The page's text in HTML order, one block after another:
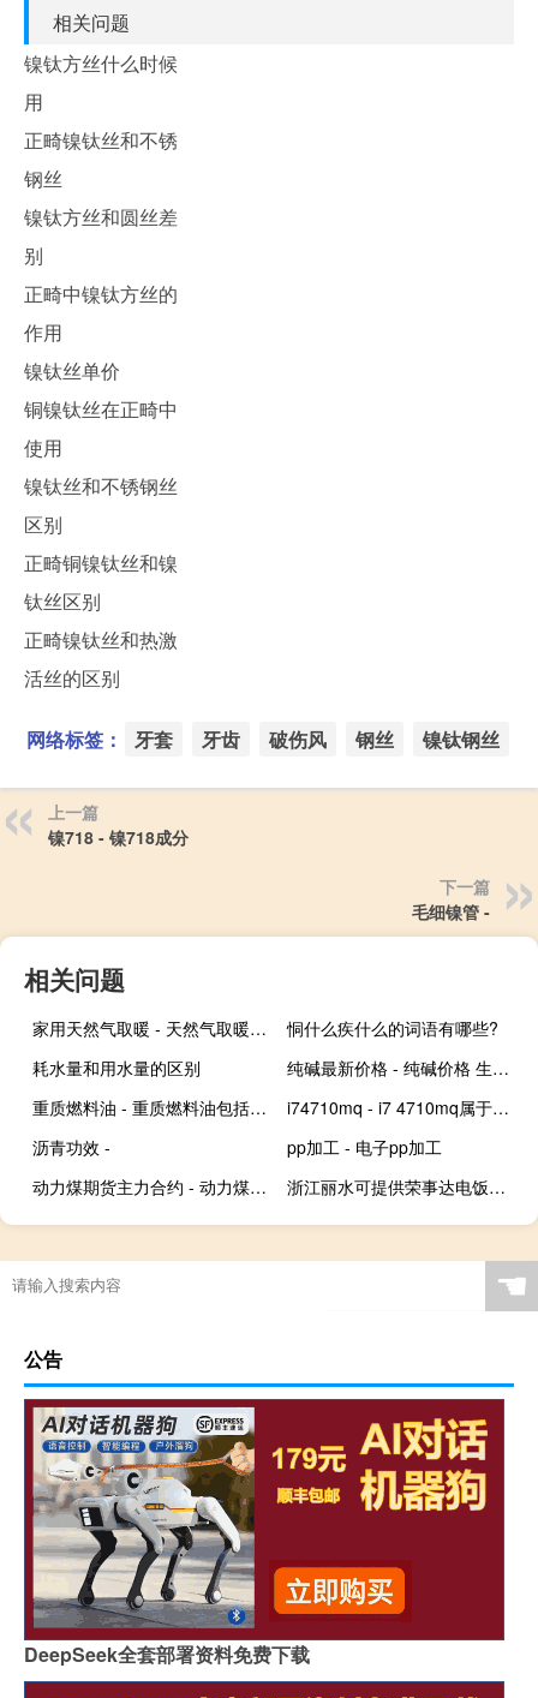
相关问题
镍钛方丝什么时候
用
正畸镍钛丝和不锈
钢丝
镍钛方丝和圆丝差
别
正畸中镍钛方丝的
作用
镍钛丝单价
铜镍钛丝在正畸中
使用
镍钛丝和不锈钢丝
区别
正畸铜镍钛丝和镍
钛丝区别
正畸镍钛丝和热激
活丝的区别
网络标签： 牙套 牙齿 破伤风 钢丝 镍钛钢丝
上一篇
镍718 - 镍718成分
下一篇
毛细镍管 -
相关问题
家用天然气取暖 - 天然气取暖烤火炉
恫什么疾什么的词语有哪些?
耗水量和用水量的区别
纯碱最新价格 - 纯碱价格 生意社
重质燃料油 - 重质燃料油包括哪些油
i74710mq - i7 4710mq属于高性能吗
沥青功效 -
pp加工 - 电子pp加工
动力煤期货主力合约 - 动力煤期货主力合约未来走势
浙江丽水可提供荣事达电饭煲维修服务地址在哪
☚
公告
DeepSeek全套部署资料免费下载